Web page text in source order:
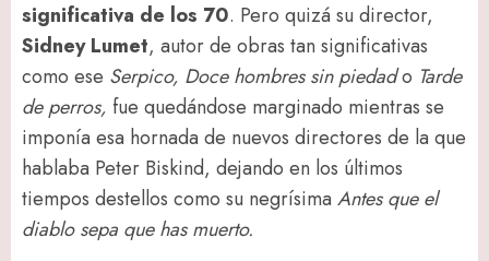
significativa de los 70. Pero quizá su director,
Sidney Lumet, autor de obras tan significativas
como ese Serpico, Doce hombres sin piedado Tarde
de perros, fue quedándose marginado mientras se
imponía esa hornada de nuevos directores de la que
hablaba Peter Biskind, dejando en los últimos
tiempos destellos como su negrísima Antes que el
diablo sepa que has muerto.